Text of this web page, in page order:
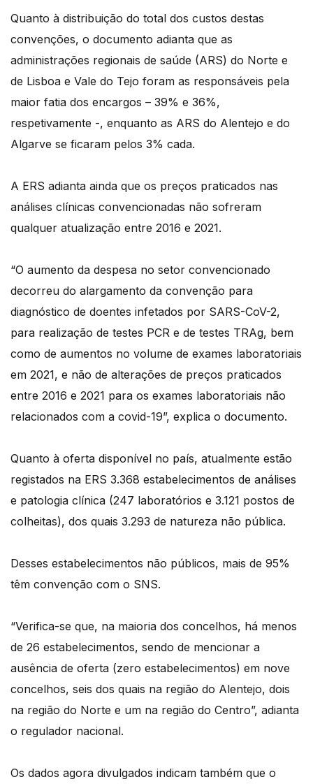
Quanto à distribuição do total dos custos destas
convenções, o documento adianta que as
administrações regionais de saúde (ARS) do Norte e
de Lisboa e Vale do Tejo foram as responsáveis pela
maior fatia dos encargos – 39% e 36%,
respetivamente -, enquanto as ARS do Alentejo e do
Algarve se ficaram pelos 3% cada.
A ERS adianta ainda que os preços praticados nas
análises clínicas convencionadas não sofreram
qualquer atualização entre 2016 e 2021.
“O aumento da despesa no setor convencionado
decorreu do alargamento da convenção para
diagnóstico de doentes infetados por SARS-CoV-2,
para realização de testes PCR e de testes TRAg, bem
como de aumentos no volume de exames laboratoriais
em 2021, e não de alterações de preços praticados
entre 2016 e 2021 para os exames laboratoriais não
relacionados com a covid-19”, explica o documento.
Quanto à oferta disponível no país, atualmente estão
registados na ERS 3.368 estabelecimentos de análises
e patologia clínica (247 laboratórios e 3.121 postos de
colheitas), dos quais 3.293 de natureza não pública.
Desses estabelecimentos não públicos, mais de 95%
têm convenção com o SNS.
“Verifica-se que, na maioria dos concelhos, há menos
de 26 estabelecimentos, sendo de mencionar a
ausência de oferta (zero estabelecimentos) em nove
concelhos, seis dos quais na região do Alentejo, dois
na região do Norte e um na região do Centro”, adianta
o regulador nacional.
Os dados agora divulgados indicam também que o